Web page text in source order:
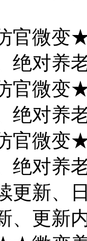
官微变★
绝对
官微变★
绝对
官微变★
绝对
更新、
、更新